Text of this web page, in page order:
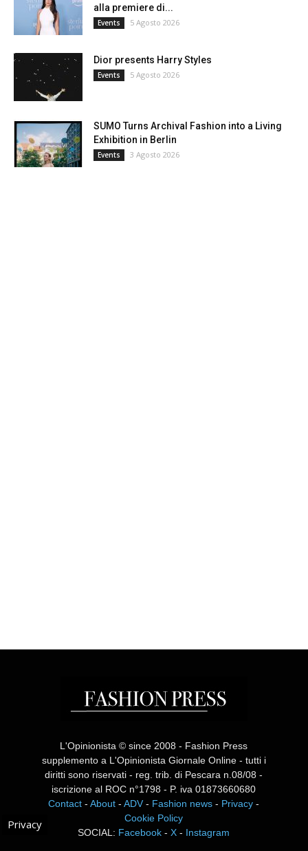
alla premiere di...
Events 5 Agosto 2026
Dior presents Harry Styles
Events 5 Agosto 2026
SUMO Turns Archival Fashion into a Living
Exhibition in Berlin
Events 3 Agosto 2026
L'Opinionista © since 2008 - Fashion Press
supplemento a L'Opinionista Giornale Online - tutti i
diritti sono riservati - reg. trib. di Pescara n.08/08 -
iscrizione al ROC n°1798 - P. iva 01873660680
Contact -About -ADV - Fashion news - Privacy -
Cookie Policy
SOCIAL: Facebook -X - Instagram
Privacy